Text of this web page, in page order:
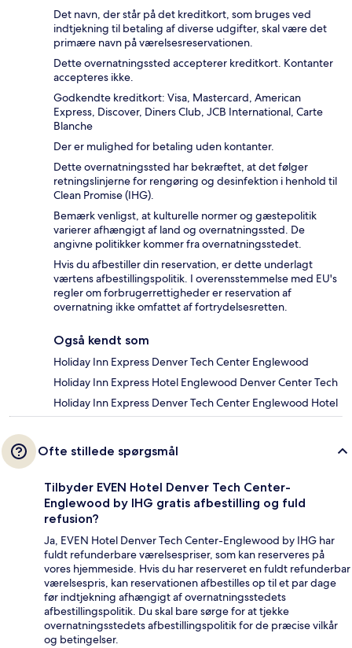
Det navn, der står på det kreditkort, som bruges ved
indtjekning til betaling af diverse udgifter, skal være det
primære navn på værelsesreservationen.
Dette overnatningssted accepterer kreditkort. Kontanter
accepteres ikke.
Godkendte kreditkort: Visa, Mastercard, American
Express, Discover, Diners Club, JCB International, Carte
Blanche
Der er mulighed for betaling uden kontanter.
Dette overnatningssted har bekræftet, at det følger
retningslinjerne for rengøring og desinfektion i henhold til
Clean Promise (IHG).
Bemærk venligst, at kulturelle normer og gæstepolitik
varierer afhængigt af land og overnatningssted. De
angivne politikker kommer fra overnatningsstedet.
Hvis du afbestiller din reservation, er dette underlagt
værtens afbestillingspolitik. I overensstemmelse med EU's
regler om forbrugerrettigheder er reservation af
overnatning ikke omfattet af fortrydelsesretten.
Også kendt som
Holiday Inn Express Denver Tech Center Englewood
Holiday Inn Express Hotel Englewood Denver Center Tech
Holiday Inn Express Denver Tech Center Englewood Hotel
Ofte stillede spørgsmål
Tilbyder EVEN Hotel Denver Tech Center-
Englewood by IHG gratis afbestilling og fuld
refusion?
Ja, EVEN Hotel Denver Tech Center-Englewood by IHG har
fuldt refunderbare værelsespriser, som kan reserveres på
vores hjemmeside. Hvis du har reserveret en fuldt refunderbar
værelsespris, kan reservationen afbestilles op til et par dage
før indtjekning afhængigt af overnatningsstedets
afbestillingspolitik. Du skal bare sørge for at tjekke
overnatningsstedets afbestillingspolitik for de præcise vilkår
og betingelser.